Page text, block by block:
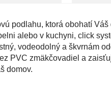
podlahu, ktorá obohatí
alebo v kuchyni, click
vodeodolný a škvrnám
PVC zmäkčovadiel a
domov.